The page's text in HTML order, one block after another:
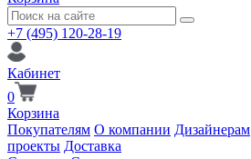
+7 (495) 120-28-19
Кабинет
0
Корзина
Покупателям О компании Дизайнерам
проекты Доставка